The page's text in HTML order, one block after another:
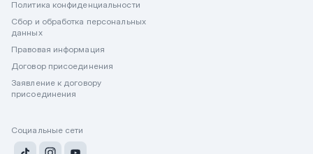
Политика конфиденциальности
Сбор и обработка персональных
данных
Правовая информация
Договор присоединения
Заявление к договору
присоединения
Социальные сети